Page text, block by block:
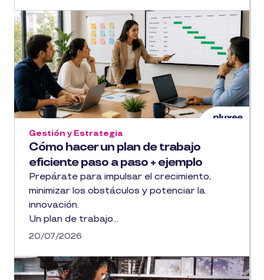
Cómo hacer un plan de trabajo
eficiente paso a paso + ejemplo
Gestión y Estrategia
Prepárate para impulsar el crecimiento,
minimizar los obstáculos y potenciar la
innovación.
Un plan de trabajo...
20/07/2026